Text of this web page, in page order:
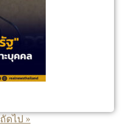
ถัดไป »